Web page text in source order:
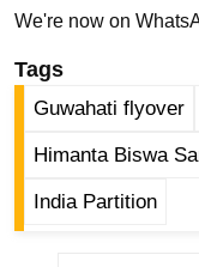
ली
ड
फि
ल्म
मी
We're now on
Tags
Guwahati flyover
Himanta Biswa
India Partition